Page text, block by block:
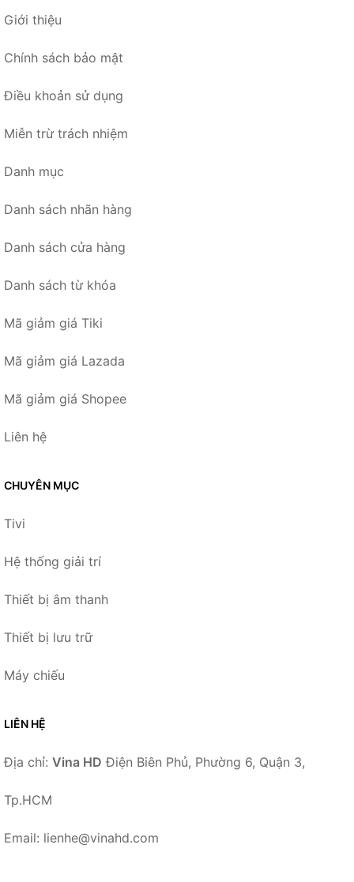
Giới thiệu
Chính sách bảo mật
Điều khoản sử dụng
Miễn trừ trách nhiệm
Danh mục
Danh sách nhãn hàng
Danh sách cửa hàng
Danh sách từ khóa
Mã giảm giá Tiki
Mã giảm giá Lazada
Mã giảm giá Shopee
Liên hệ
CHUYÊN MỤC
Tivi
Hệ thống giải trí
Thiết bị âm thanh
Thiết bị lưu trữ
Máy chiếu
LIÊN HỆ
Địa chỉ: Vina HD Điện Biên Phủ, Phường 6, Quận 3,
Tp.HCM
Email: lienhe@vinahd.com